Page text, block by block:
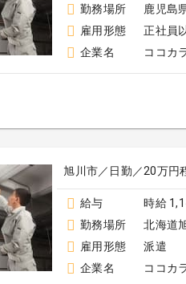
勤務場所
鹿児島
雇用形態
正社員
企業名
ココカ
旭川市／日勤／20万円
給与
時給
勤務場所
北海道
雇用形態
派遣
企業名
ココカ